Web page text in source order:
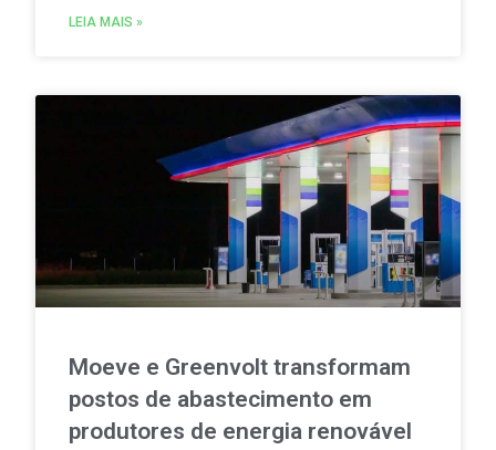
Responsabilidade Alargada do Produtor (RAP /
LEIA MAIS »
Moeve e Greenvolt transformam
postos de abastecimento em
produtores de energia renovável